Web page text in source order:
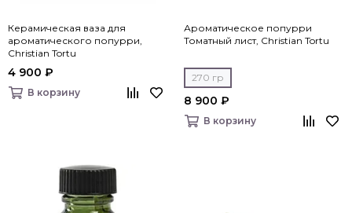
Керамическая ваза для
ароматического попурри,
Christian Tortu
4 900 ₽
В корзину
Ароматическое попурри
Томатный лист, Christian Tortu
270 гр
8 900 ₽
В корзину